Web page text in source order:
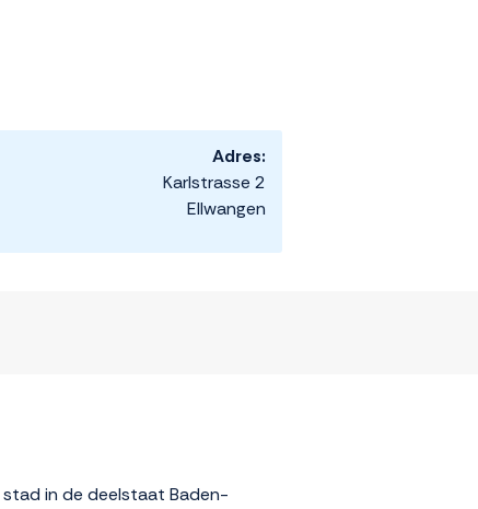
Adres:
Karlstrasse 2
Ellwangen
stad in de deelstaat Baden-